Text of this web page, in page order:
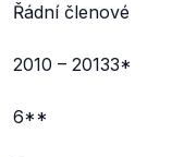
Řádní členové
2010 – 20133*
6**